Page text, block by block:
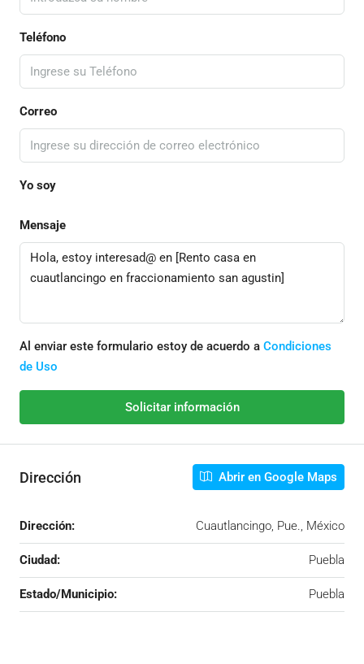
Teléfono
Correo
Yo soy
Mensaje
Al enviar este formulario estoy de acuerdo a Condiciones
de Uso
Solicitar información
Dirección Abrir en Google Maps
Dirección: Cuautlancingo, Pue., México
Ciudad: Puebla
Estado/Municipio: Puebla